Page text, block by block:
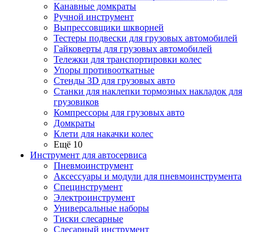
Канавные домкраты
Ручной инструмент
Выпрессовщики шкворней
Тестеры подвески для грузовых автомобилей
Гайковерты для грузовых автомобилей
Тележки для транспортировки колес
Упоры противооткатные
Стенды 3D для грузовых авто
Станки для наклепки тормозных накладок для
грузовиков
Компрессоры для грузовых авто
Домкраты
Клети для накачки колес
Ещё 10
Инструмент для автосервиса
Пневмоинструмент
Аксессуары и модули для пневмоинструмента
Специнструмент
Электроинструмент
Универсальные наборы
Тиски слесарные
Слесарный инструмент